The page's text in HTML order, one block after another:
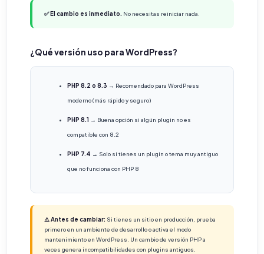
✅ El cambio es inmediato. No necesitas reiniciar nada.
¿Qué versión uso para WordPress?
PHP 8.2 o 8.3 → Recomendado para WordPress
moderno (más rápido y seguro)
PHP 8.1 → Buena opción si algún plugin no es
compatible con 8.2
PHP 7.4 → Solo si tienes un plugin o tema muy antiguo
que no funciona con PHP 8
⚠️ Antes de cambiar: Si tienes un sitio en producción, prueba
primero en un ambiente de desarrollo o activa el modo
mantenimiento en WordPress. Un cambio de versión PHP a
veces genera incompatibilidades con plugins antiguos.